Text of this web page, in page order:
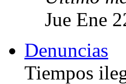
Jue Ene
Denuncias
Tiempos